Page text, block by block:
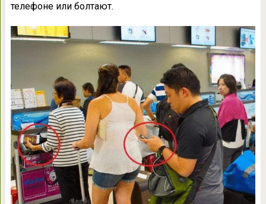
телефоне или болтают.